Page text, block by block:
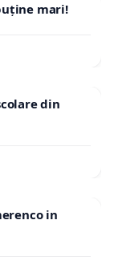
mari!
din
in